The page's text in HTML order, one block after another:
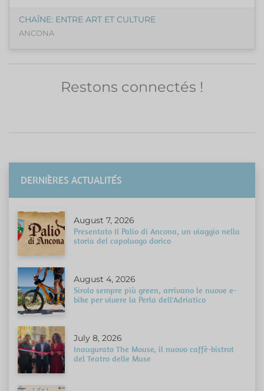
CHAÎNE: ENTRE ART ET CULTURE
ANCONA
Restons connectés !
DERNIÈRES ACTUALITÉS
August 7, 2026
Presentato Il Palio di Ancona, un viaggio nella
storia del capoluogo dorico
August 4, 2026
Sirolo sempre più green, arrivano le nuove e-
bike per vivere la Perla dell'Adriatico
July 8, 2026
Inaugurato The Mouse, il nuovo caffè-bistrot
del Teatro delle Muse